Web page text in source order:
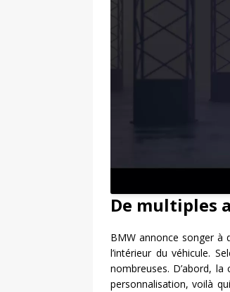
De multiples
BMW annonce songer à
l’intérieur du véhicule.
nombreuses. D’abord, la
personnalisation, voilà